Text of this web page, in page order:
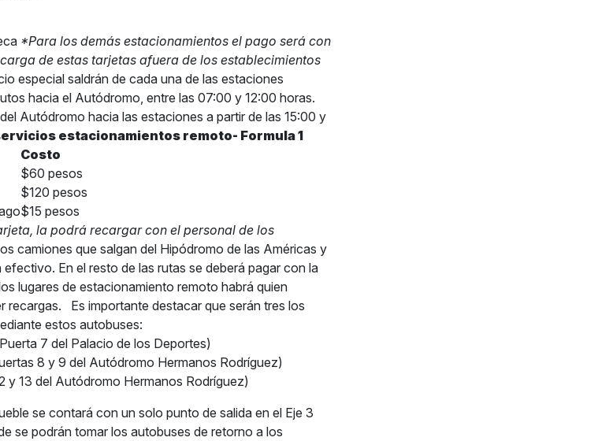
*Para los demás estacionamientos el pago será con
de estas tarjetas afuera de los establecimientos
especial saldrán de cada una de las estaciones
hacia el Autódromo, entre las 07:00 y 12:00 horas.
Autódromo hacia las estaciones a partir de las 15:00 y
estacionamientos remoto- Formula 1
Costo
$60 pesos
$120 pesos
$15 pesos
la podrá recargar con el personal de los
camiones que salgan del Hipódromo de las Américas y
En el resto de las rutas se deberá pagar con la
lugares de estacionamiento remoto habrá quien
recargas.
Es importante destacar que serán tres los
estos autobuses:
7 del Palacio de los Deportes)
8 y 9 del Autódromo Hermanos Rodríguez)
y 13 del Autódromo Hermanos Rodríguez)
se contará con un solo punto de salida en el Eje 3
se podrán tomar los autobuses de retorno a los